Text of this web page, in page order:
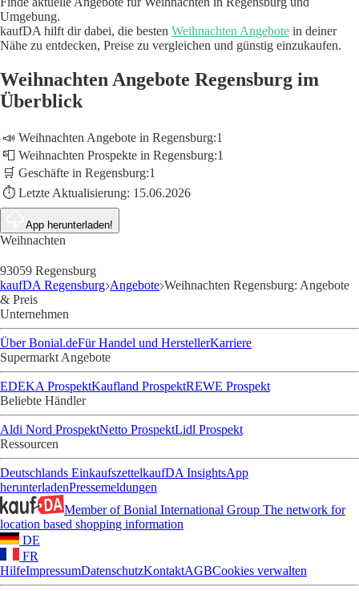
Umgebung.
kaufDA hilft dir dabei, die besten Weihnachten Angebote in deiner
Nähe zu entdecken, Preise zu vergleichen und günstig einzukaufen.
Weihnachten Angebote Regensburg im
Überblick
📣 Weihnachten Angebote in Regensburg:1
📮 Weihnachten Prospekte in Regensburg:1
🛒 Geschäfte in Regensburg:1
⏱️ Letzte Aktualisierung: 15.06.2026
App herunterladen!
Weihnachten
93059 Regensburg
kaufDA Regensburg Angebote Weihnachten Regensburg: Angebote
& Preis
Unternehmen
Über Bonial.deFür Handel und HerstellerKarriere
Supermarkt Angebote
EDEKA ProspektKaufland ProspektREWE Prospekt
Beliebte Händler
Aldi Nord ProspektNetto ProspektLidl Prospekt
Ressourcen
Deutschlands EinkaufszettelkaufDA InsightsApp
herunterladenPressemeldungen
Member of Bonial International Group The network for
location based shopping information
DE
FR
HilfeImpressumDatenschutzKontaktAGBCookies verwalten